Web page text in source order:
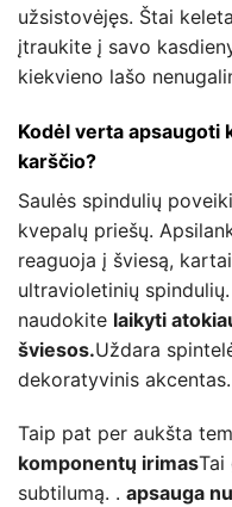
užsistovėjęs. Štai
įtraukite į savo
kiekvieno lašo
Kodėl verta apsaugoti
karščio?
Saulės spindulių
kvepalų priešų.
reaguoja į šviesą,
ultravioletinių
naudokite laikyti
šviesos.Uždara
dekoratyvinis akcentas.
Taip pat per aukšta
komponentų irimasTai
subtilumą. . apsauga